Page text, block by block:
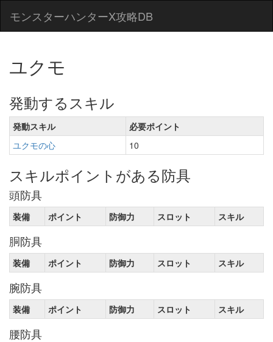
モンスターハンターX攻略DB
ユクモ
発動するスキル
発動スキル
必要ポイント
ユクモの心
10
スキルポイントがある防具
頭防具
装備 ポイント 防御力 スロット スキル
胴防具
装備 ポイント 防御力 スロット スキル
腕防具
装備 ポイント 防御力 スロット スキル
腰防具